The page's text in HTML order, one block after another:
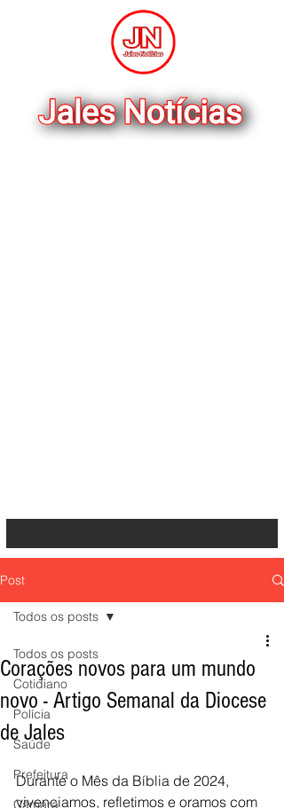
Post
Todos os posts
Cotidiano
Polícia
Saúde
Prefeitura
Câmara
Todos os posts
Corações novos para um mundo
novo - Artigo Semanal da Diocese
de Jales
Durante o Mês da Bíblia de 2024,
vivenciamos, refletimos e oramos com